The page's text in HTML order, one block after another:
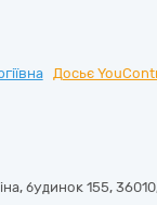
Досьє
будинок 155, 36010